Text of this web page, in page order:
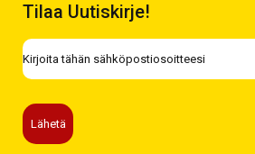
Tilaa Uutiskirje!